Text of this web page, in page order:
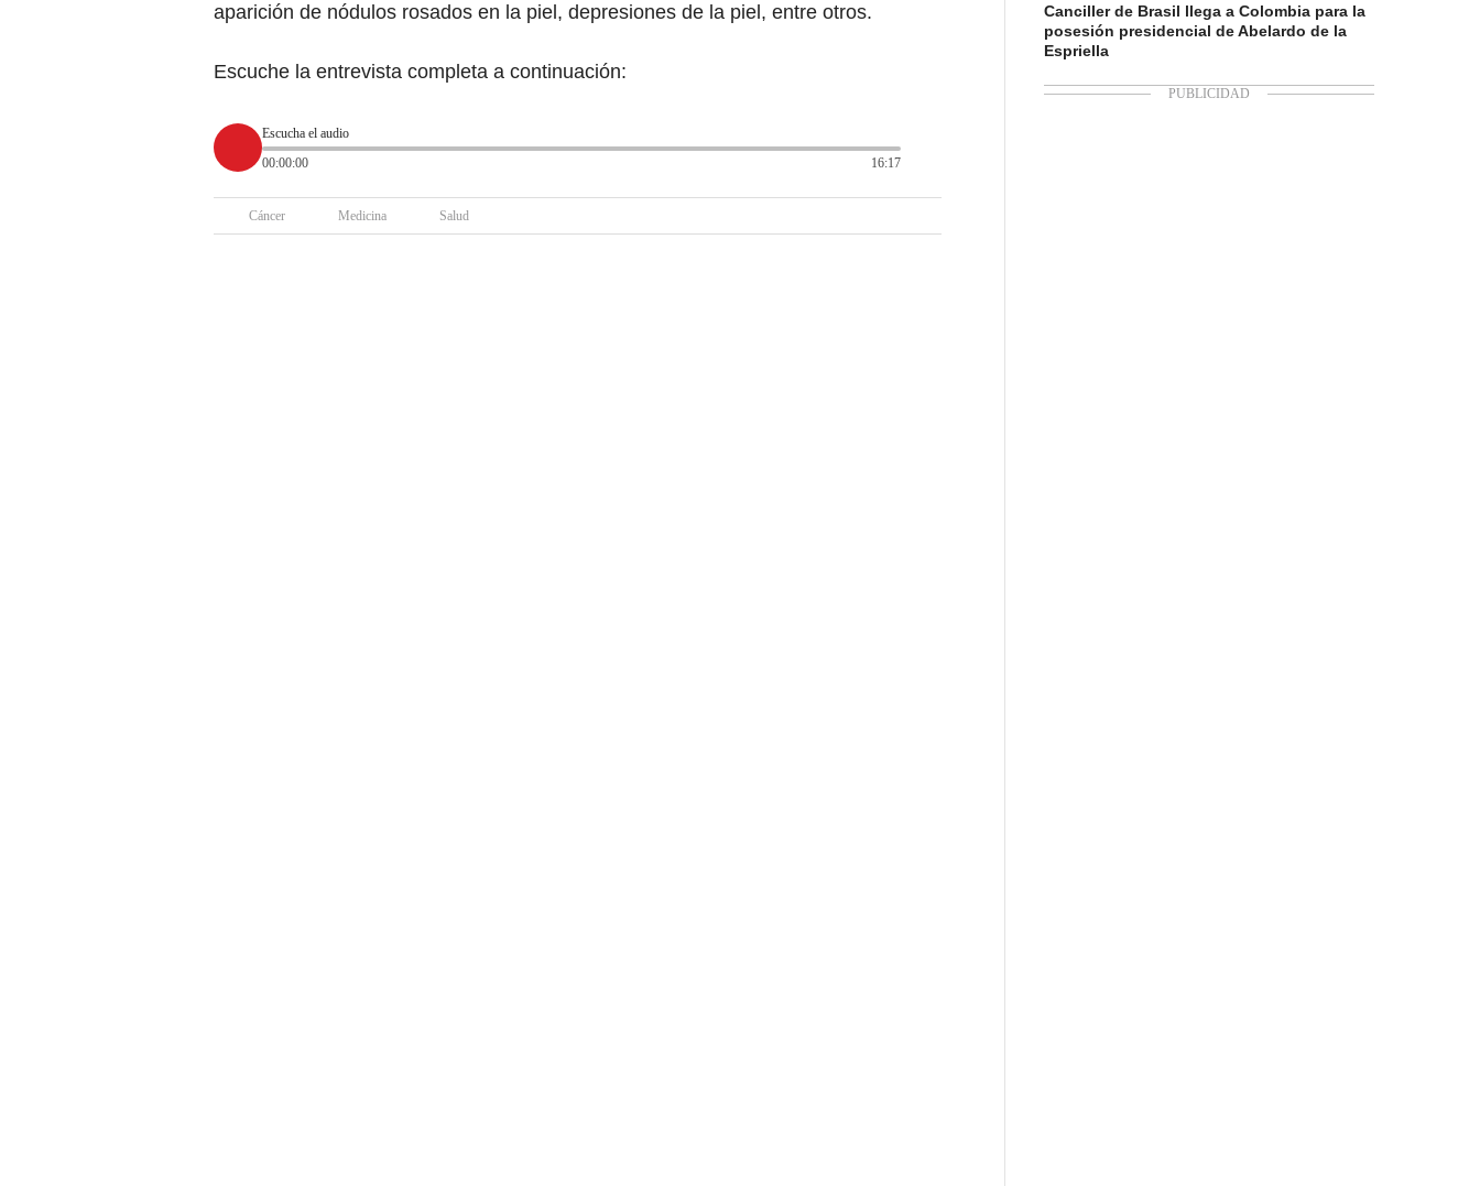
aparición de nódulos rosados en la piel, depresiones de la piel, entre otros.
Escuche la entrevista completa a continuación:
Escucha el audio
00:00:00
16:17
Cáncer Medicina Salud
Canciller de Brasil llega a Colombia para la
posesión presidencial de Abelardo de la
Espriella